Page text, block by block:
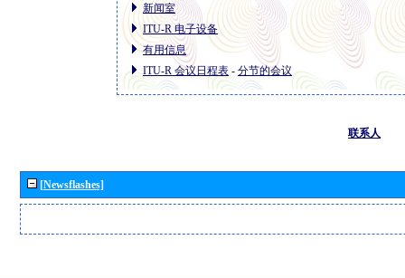
新闻室
ITU-R 电子设备
有用信息
ITU-R 会议日程表 - 分节的会议
联系人
[Newsflashes]